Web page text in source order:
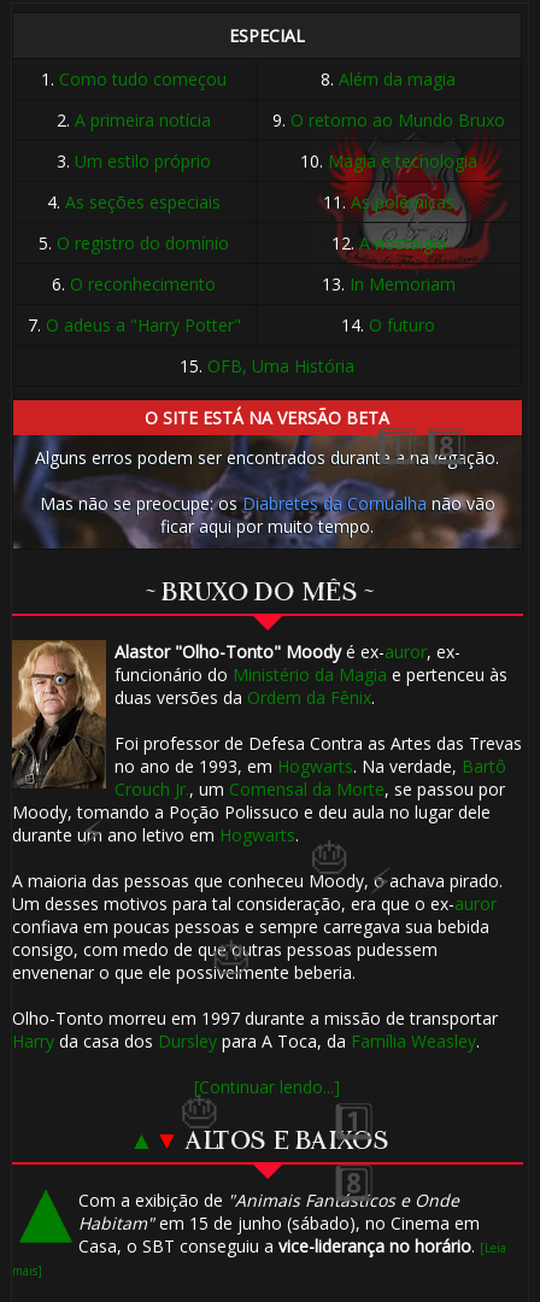
ESPECIAL
1. Como tudo começou 8.Além da magia
2.A primeira notícia 9. O retorno ao Mundo Bruxo
3. Um estilo próprio 10. Magia e tecnologia
4.As seções especiais 11.As polêmicas
5. O registro do domínio 12.A nostalgia
6. O reconhecimento 13. In Memoriam
7. O adeus a "Harry Potter" 14. O futuro
15. OFB, Uma História
O SITE ESTÁ NA VERSÃO BETA
Alguns erros podem ser encontrados durante a navegação.
Mas não se preocupe: osDiabretes da Cornualha não vão
ficar aqui por muito tempo.
~ BRUXO DO MÊS ~
Alastor "Olho-Tonto" Moodyé ex-auror, ex-
funcionário do Ministério da Magia e pertenceu às
duas versões da Ordem da Fênix.
Foi professor de Defesa Contra as Artes das Trevas
no ano de 1993, em Hogwarts. Na verdade, Bartô
Crouch Jr., um Comensal da Morte, se passou por
Moody, tomando a Poção Polissuco e deu aula no lugar dele
durante um ano letivo em Hogwarts.
A maioria das pessoas que conheceu Moody, o achava pirado.
Um desses motivos para tal consideração, era que o ex-auror
confiava em poucas pessoas e sempre carregava sua bebida
consigo, com medo de que outras pessoas pudessem
envenenar o que ele possivelmente beberia.
Olho-Tonto morreu em 1997 durante a missão de transportar
Harryda casa dos Dursleypara A Toca, da Família Weasley.
[Continuar lendo...]
▲ ▼ ALTOS E BAIXOS
Com a exibição de "Animais Fantásticos e Onde
Habitam"em 15 de junho (sábado), no Cinema em
Casa, o SBT conseguiu a vice-liderança no horário. [Leia
mais]
🎂
🎈
⚡
⚡
🎈
🎈
🎂
🎂
⚡